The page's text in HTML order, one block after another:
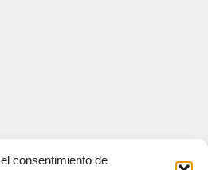
consentimiento de